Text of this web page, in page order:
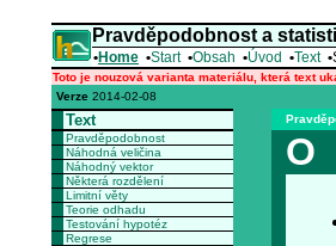
Pravděpodobnost a
•Home •Start •Obsah •Úvod •Text •
Toto je nouzová varianta materiálu, která text
Verze 2014-02-08
Text
Pravděpodobnost
Náhodná veličina
Náhodný vektor
Některá rozdělení
Limitní věty
Teorie odhadu
Testování hypotéz
Regrese
O